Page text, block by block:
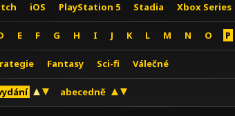
iOS PlayStation 5 Stadia Xbox Series
E F G H I J K L M N O P
Fantasy Sci-fi Válečné
abecedně